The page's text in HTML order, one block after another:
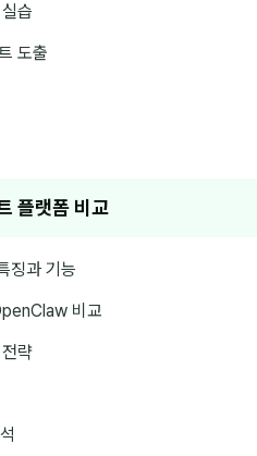
습
도출
플랫폼 비교
징과 기능
비교
략